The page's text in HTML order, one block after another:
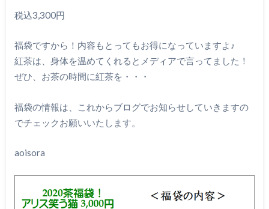
税込3,300円
福袋ですから！内容もとってもお得になっていますよ♪
紅茶は、身体を温めてくれるとメディアで言ってました！
ぜひ、お茶の時間に紅茶を・・・
福袋の情報は、これからブログでお知らせしていきますの
でチェックお願いいたします。
aoisora